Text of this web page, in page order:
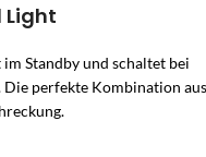
Light
Standby und schaltet bei
perfekte Kombination aus